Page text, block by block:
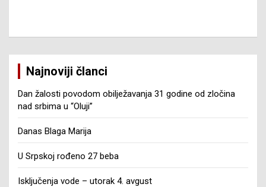
Najnoviji članci
Dan žalosti povodom obilježavanja 31 godine od zločina
nad srbima u “Oluji”
Danas Blaga Marija
U Srpskoj rođeno 27 beba
Isključenja vode – utorak 4. avgust